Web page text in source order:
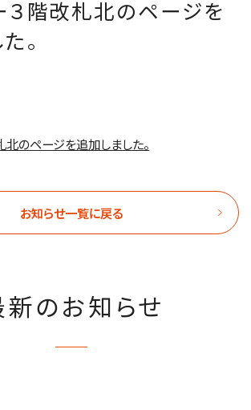
３階改札北のページを
。
のページを追加しました。
お知らせ一覧に戻る
新のお知らせ